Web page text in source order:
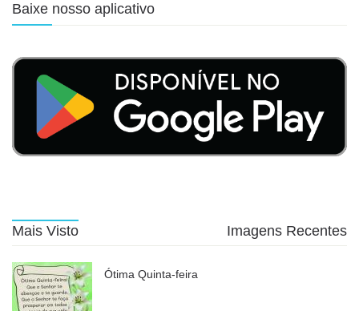
Baixe nosso aplicativo
Mais Visto Imagens Recentes
Ótima Quinta-feira